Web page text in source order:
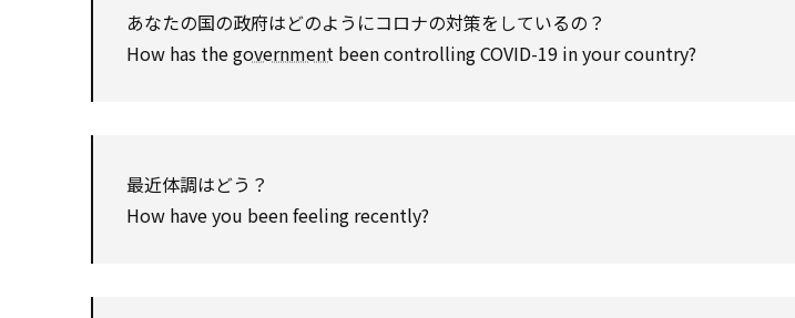
あなたの国の政府はどのようにコロナの対策をしているの？
How has thegovernment been controlling COVID-19 in your country?
最近体調はどう？
How have you been feeling recently?